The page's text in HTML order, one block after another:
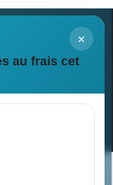
×
au frais cet
offres spéciales